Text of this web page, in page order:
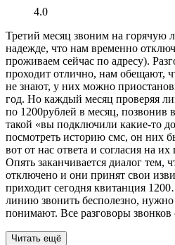
4.0
Третий месяц звоним на горячую
надежде, что нам временно
проживаем сейчас по адресу).
проходит отлично, нам обещают,
не знают, у них можно
год. Но каждый месяц проверяя
по 1200рублей в месяц, позвонив
такой «вы подключили какие-то
посмотреть историю смс, он них
вот от нас ответа и согласия на
Опять заканчивается диалог тем,
отключено и они принят свои
приходит сегодня квитанция
линию звонить бесполезно,
понимают. Все разговоры
Читать ещё